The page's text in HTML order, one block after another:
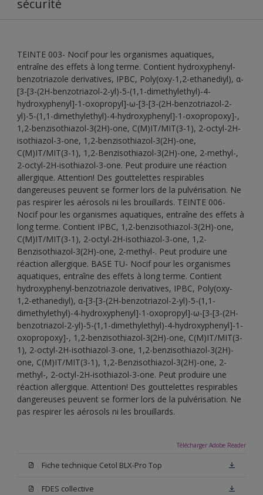
sécurité
TEINTE 003- Nocif pour les organismes aquatiques,
entraîne des effets à long terme. Contient hydroxyphenyl-
benzotriazole derivatives, IPBC, Poly(oxy-1,2-ethanediyl), α-
[3-[3-(2H-benzotriazol-2-yl)-5-(1,1-dimethylethyl)-4-
hydroxyphenyl]-1-oxopropyl]-ω-[3-[3-(2H-benzotriazol-2-
yl)-5-(1,1-dimethylethyl)-4-hydroxyphenyl]-1-oxopropoxy]-,
1,2-benzisothiazol-3(2H)-one, C(M)IT/MIT(3-1), 2-octyl-2H-
isothiazol-3-one, 1,2-benzisothiazol-3(2H)-one,
C(M)IT/MIT(3-1), 1,2-Benzisothiazol-3(2H)-one, 2-methyl-,
2-octyl-2H-isothiazol-3-one. Peut produire une réaction
allergique. Attention! Des gouttelettes respirables
dangereuses peuvent se former lors de la pulvérisation. Ne
pas respirer les aérosols ni les brouillards. TEINTE 006-
Nocif pour les organismes aquatiques, entraîne des effets à
long terme. Contient IPBC, 1,2-benzisothiazol-3(2H)-one,
C(M)IT/MIT(3-1), 2-octyl-2H-isothiazol-3-one, 1,2-
Benzisothiazol-3(2H)-one, 2-methyl-. Peut produire une
réaction allergique. BASE TU- Nocif pour les organismes
aquatiques, entraîne des effets à long terme. Contient
hydroxyphenyl-benzotriazole derivatives, IPBC, Poly(oxy-
1,2-ethanediyl), α-[3-[3-(2H-benzotriazol-2-yl)-5-(1,1-
dimethylethyl)-4-hydroxyphenyl]-1-oxopropyl]-ω-[3-[3-(2H-
benzotriazol-2-yl)-5-(1,1-dimethylethyl)-4-hydroxyphenyl]-1-
oxopropoxy]-, 1,2-benzisothiazol-3(2H)-one, C(M)IT/MIT(3-
1), 2-octyl-2H-isothiazol-3-one, 1,2-benzisothiazol-3(2H)-
one, C(M)IT/MIT(3-1), 1,2-Benzisothiazol-3(2H)-one, 2-
methyl-, 2-octyl-2H-isothiazol-3-one. Peut produire une
réaction allergique. Attention! Des gouttelettes respirables
dangereuses peuvent se former lors de la pulvérisation. Ne
pas respirer les aérosols ni les brouillards.
Télécharger Adobe Reader
Fiche technique Cetol BLX-Pro Top
FDES collective